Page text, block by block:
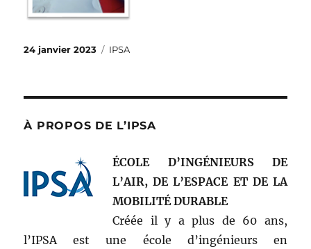
Publié
24 janvier 2023 Catégories
IPSA
À PROPOS DE L’IPSA
ÉCOLE D’INGÉNIEURS DE
L’AIR, DE L’ESPACE ET DE LA
MOBILITÉ DURABLE
Créée il y a plus de 60 ans,
l’IPSA est une école d’ingénieurs en